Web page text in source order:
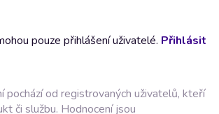
pouze přihlášení uživatelé. Přihlásit
pochází od registrovaných uživatelů, kteří
či službu. Hodnocení jsou